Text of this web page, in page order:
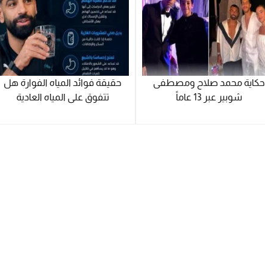
حكاية محمد صلاح ومصطفى
شوبير عبر 13 عاماً
حقيقة فوائد المياه الفوارة هل
تتفوق على المياه العادية